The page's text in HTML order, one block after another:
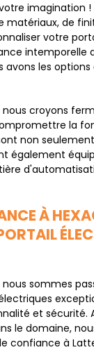
imagination !
matériaux, de
votre
intemporelle
avons les
nous croyons
la
non
également
À
nous sommes
et sécurité.
le domaine,
confiance à